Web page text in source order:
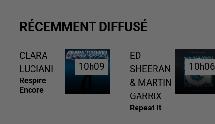
RÉCEMMENT DIFFUSÉ
CLARA
LUCIANI
Respire
Encore
10h09
10h09
ED
SHEERAN
& MARTIN
GARRIX
Repeat It
10h06
10h06